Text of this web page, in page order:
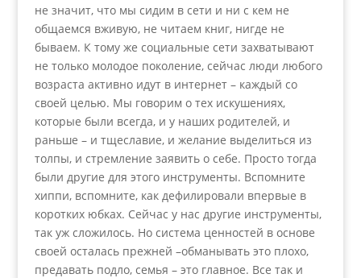
не значит, что мы сидим в сети и ни с кем не
общаемся вживую, не читаем книг, нигде не
бываем. К тому же социальные сети захватывают
не только молодое поколение, сейчас люди любого
возраста активно идут в интернет – каждый со
своей целью. Мы говорим о тех искушениях,
которые были всегда, и у наших родителей, и
раньше – и тщеславие, и желание выделиться из
толпы, и стремление заявить о себе. Просто тогда
были другие для этого инструменты. Вспомните
хиппи, вспомните, как дефилировали впервые в
коротких юбках. Сейчас у нас другие инструменты,
так уж сложилось. Но система ценностей в основе
своей осталась прежней –обманывать это плохо,
предавать подло, семья – это главное. Все так и